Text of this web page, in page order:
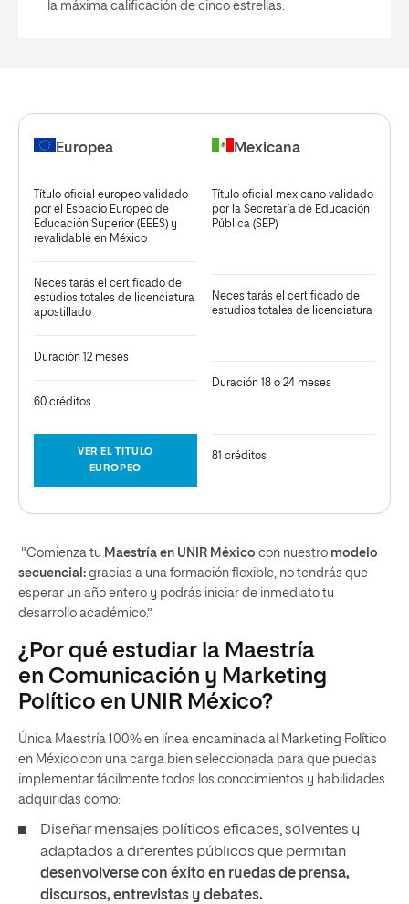
la máxima calificación de cinco estrellas.
Europea Mexicana
Título oficial europeo validado
por el Espacio Europeo de
Educación Superior (EEES) y
revalidable en México
Necesitarás el certificado de
estudios totales de licenciatura
apostillado
Duración 12 meses
60 créditos
VER EL TITULO
EUROPEO
Título oficial mexicano validado
por la Secretaría de Educación
Pública (SEP)
Necesitarás el certificado de
estudios totales de licenciatura
Duración 18 o 24 meses
81 créditos
"Comienza tu Maestría en UNIR México con nuestro modelo
secuencial: gracias a una formación flexible, no tendrás que
esperar un año entero y podrás iniciar de inmediato tu
desarrollo académico.”
¿Por qué estudiar la Maestría
en Comunicación y Marketing
Político en UNIR México?
Única Maestría 100% en línea encaminada al Marketing Político
en México con una carga bien seleccionada para que puedas
implementar fácilmente todos los conocimientos y habilidades
adquiridas como:
Diseñar mensajes políticos eficaces, solventes y
adaptados a diferentes públicos que permitan
desenvolverse con éxito en ruedas de prensa,
discursos, entrevistas y debates.